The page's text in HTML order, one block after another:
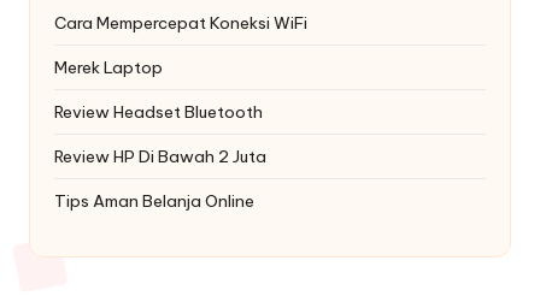
Cara Mempercepat Koneksi WiFi
Merek Laptop
Review Headset Bluetooth
Review HP Di Bawah 2 Juta
Tips Aman Belanja Online